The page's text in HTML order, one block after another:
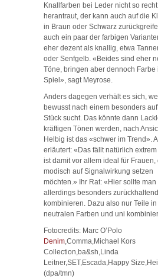
Knallfarben bei Leder nicht so recht
herantraut, der kann auch auf die
in Braun oder Schwarz
auch ein paar der farbigen
eher dezent als knallig, etwa
oder Senfgelb. «Beides sind eher
Töne, bringen aber dennoch Farbe
Spiel», sagt Meyrose.
Anders dagegen verhält es sich,
bewusst nach einem besonders
Stück sucht. Das könnte dann
kräftigen Tönen werden, nach
Helbig ist das «schwer im Trend».
erläutert: «Das fällt natürlich
ist damit vor allem ideal für Frauen,
modisch auf Signalwirkung setzen
möchten.» Ihr Rat: «Hier sollte man
allerdings besonders zurückhaltend
kombinieren. Dazu also nur Teile in
neutralen Farben und uni
Fotocredits: Marc O’Polo
Denim ,Comma,Michael Kors
Collection,ba&sh,Linda
Leitner,SET,Escada,Happy
(dpa/tmn)